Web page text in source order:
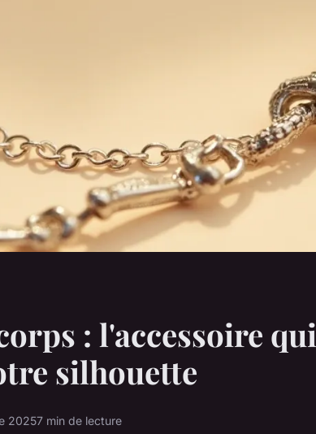
: l'accessoire qui
silhouette
20257 min de lecture